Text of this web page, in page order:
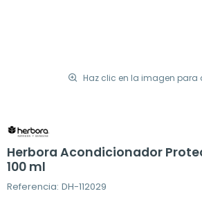
Haz clic en la imagen para
Herbora Acondicionador
100 ml
Referencia: DH-112029